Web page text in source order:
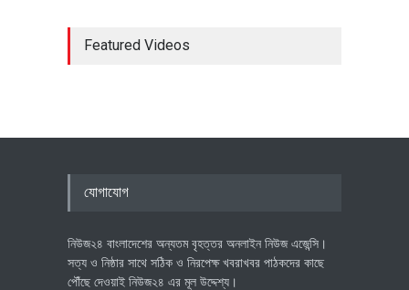
Featured Videos
যোগাযোগ
নিউজ২৪ বাংলাদেশের অন্যতম বৃহত্তর অনলাইন নিউজ এজেন্সি।
সত্য ও নিষ্ঠার সাথে সঠিক ও নিরপেক্ষ খবরাখবর পাঠকদের কাছে
পৌঁছে দেওয়াই নিউজ২৪ এর মূল উদ্দেশ্য।